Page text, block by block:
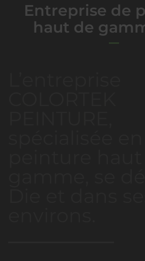
Entreprise de
haut de